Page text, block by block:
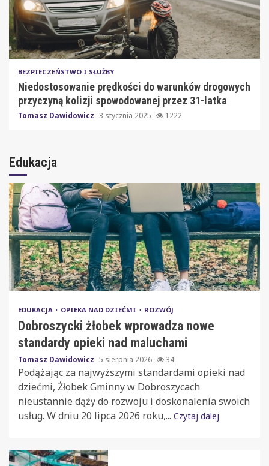
BEZPIECZEŃSTWO I SŁUŻBY
Niedostosowanie prędkości do warunków drogowych
przyczyną kolizji spowodowanej przez 31-latka
Tomasz Dawidowicz 3 stycznia 2025 1222
Edukacja
EDUKACJA OPIEKA NAD DZIEĆMI ROZWÓJ
Dobroszycki żłobek wprowadza nowe
standardy opieki nad maluchami
Tomasz Dawidowicz 5 sierpnia 2026 34
Podążając za najwyższymi standardami opieki nad
dziećmi, Żłobek Gminny w Dobroszycach
nieustannie dąży do rozwoju i doskonalenia swoich
usług. W dniu 20 lipca 2026 roku,... Czytaj dalej